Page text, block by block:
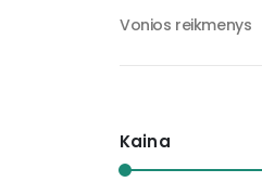
Vonios reikmenys
Kaina